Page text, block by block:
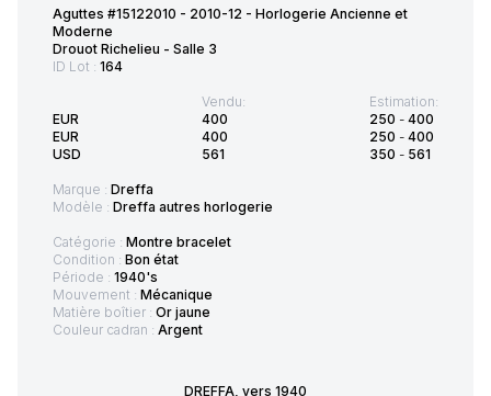
Aguttes #15122010 - 2010-12 - Horlogerie Ancienne et
Moderne
Drouot Richelieu - Salle 3
ID Lot : 164
EUR
EUR
USD
Vendu:
400
400
561
Estimation:
250 - 400
250 - 400
350 - 561
Marque : Dreffa
Modèle : Dreffa autres horlogerie
Catégorie : Montre bracelet
Condition : Bon état
Période : 1940's
Mouvement : Mécanique
Matière boîtier : Or jaune
Couleur cadran : Argent
DREFFA, vers 1940